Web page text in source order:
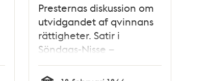
Presternas diskussion om
utvidgandet af qvinnans
rättigheter. Satir i
Söndags-Nisse –
Illustreradt Veckoblad för
Skämt, Humor och Satir,